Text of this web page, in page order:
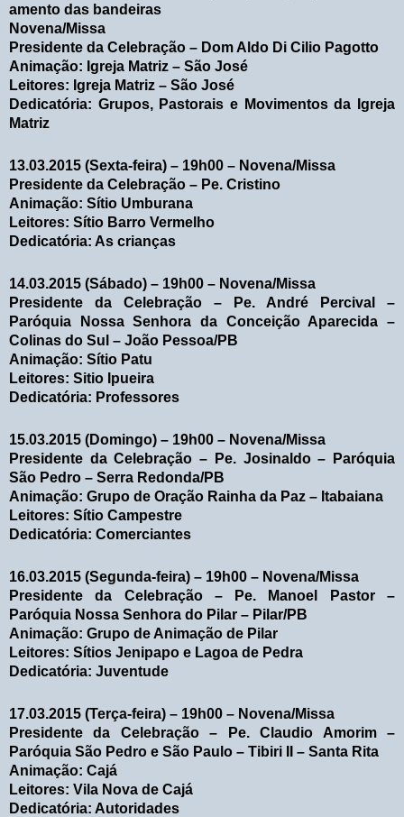
amento das bandeiras
Novena/Missa
Presidente da Celebração – Dom Aldo Di Cilio Pagotto
Animação: Igreja Matriz – São José
Leitores: Igreja Matriz – São José
Dedicatória: Grupos, Pastorais e Movimentos da Igreja
Matriz
13.03.2015 (Sexta-feira) – 19h00 – Novena/Missa
Presidente da Celebração – Pe. Cristino
Animação: Sítio Umburana
Leitores: Sítio Barro Vermelho
Dedicatória: As crianças
14.03.2015 (Sábado) – 19h00 – Novena/Missa
Presidente da Celebração – Pe. André Percival –
Paróquia Nossa Senhora da Conceição Aparecida –
Colinas do Sul – João Pessoa/PB
Animação: Sítio Patu
Leitores: Sitio Ipueira
Dedicatória: Professores
15.03.2015 (Domingo) – 19h00 – Novena/Missa
Presidente da Celebração – Pe. Josinaldo – Paróquia
São Pedro – Serra Redonda/PB
Animação: Grupo de Oração Rainha da Paz – Itabaiana
Leitores: Sítio Campestre
Dedicatória: Comerciantes
16.03.2015 (Segunda-feira) – 19h00 – Novena/Missa
Presidente da Celebração – Pe. Manoel Pastor –
Paróquia Nossa Senhora do Pilar – Pilar/PB
Animação: Grupo de Animação de Pilar
Leitores: Sítios Jenipapo e Lagoa de Pedra
Dedicatória: Juventude
17.03.2015 (Terça-feira) – 19h00 – Novena/Missa
Presidente da Celebração – Pe. Claudio Amorim –
Paróquia São Pedro e São Paulo – Tibiri II – Santa Rita
Animação: Cajá
Leitores: Vila Nova de Cajá
Dedicatória: Autoridades